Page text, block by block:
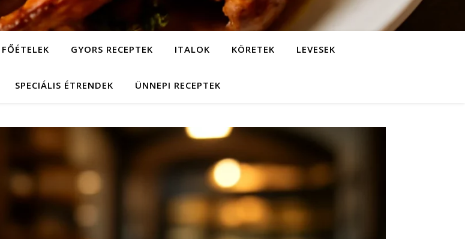
FŐÉTELEK GYORS RECEPTEK ITALOK KÖRETEK LEVESEK
SPECIÁLIS ÉTRENDEK ÜNNEPI RECEPTEK